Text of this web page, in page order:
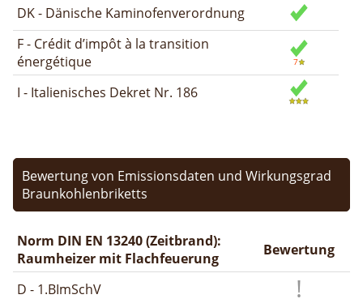
DK - Dänische Kaminofenverordnung
F - Crédit d’impôt à la transition
énergétique
I - Italienisches Dekret Nr. 186
Bewertung von Emissionsdaten und Wirkungsgrad
Braunkohlenbriketts
Norm DIN EN 13240 (Zeitbrand):
Raumheizer mit Flachfeuerung
Bewertung
D - 1.BImSchV